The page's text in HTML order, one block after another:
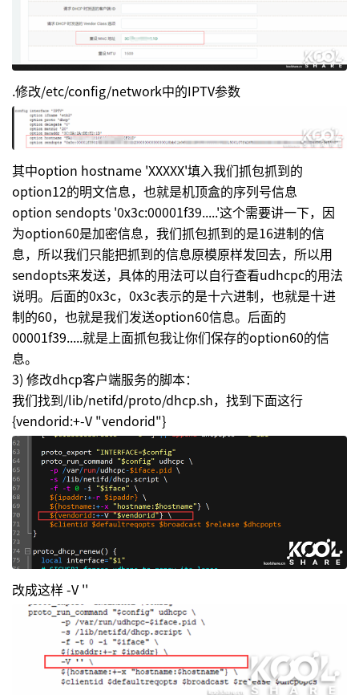
.修改/etc/config/network中的IPTV参数
其中option hostname 'XXXXX'填入我们抓包抓到的
option12的明文信息，也就是机顶盒的序列号信息
option sendopts '0x3c:00001f39.....'这个需要讲一下，因
为option60是加密信息，我们抓包抓到的是16进制的信
息，所以我们只能把抓到的信息原模原样发回去，所以用
sendopts来发送，具体的用法可以自行查看udhcpc的用法
说明。后面的0x3c，0x3c表示的是十六进制，也就是十进
制的60，也就是我们发送option60信息。后面的
00001f39.....就是上面抓包我让你们保存的option60的信
息。
3) 修改dhcp客户端服务的脚本：
我们找到/lib/netifd/proto/dhcp.sh，找到下面这行
{vendorid:+-V "vendorid"}
改成这样 -V ''